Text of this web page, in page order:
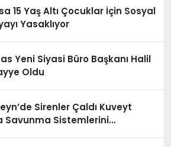
15 Yaş Altı Çocuklar İçin Sosyal
Yasaklıyor
Yeni Siyasi Büro Başkanı Halil
Oldu
Sirenler Çaldı Kuveyt
Savunma Sistemlerini